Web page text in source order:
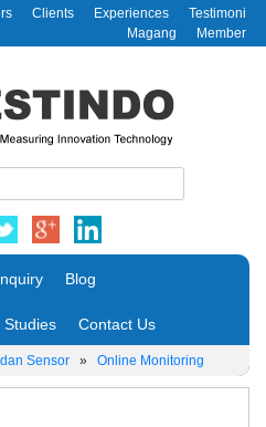
Clients Experiences
Testimoni
Magang
Member
Blog
Studies Contact Us
Sensor » Online Monitoring